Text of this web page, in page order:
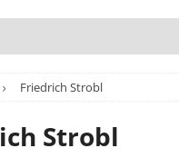
Friedrich Strobl
Strobl